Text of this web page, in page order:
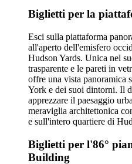
Biglietti per la
Esci sulla piattaforma
all'aperto dell'emisfero
Hudson Yards. Unica nel
trasparente e le pareti in
offre una vista panoramica
York e dei suoi dintorni. Il
apprezzare il paesaggio
meraviglia architettonica
e sull'intero quartiere di
Biglietti per l'86°
Building